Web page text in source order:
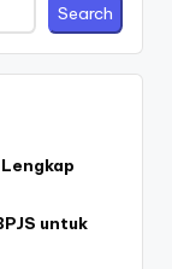
Search
untuk